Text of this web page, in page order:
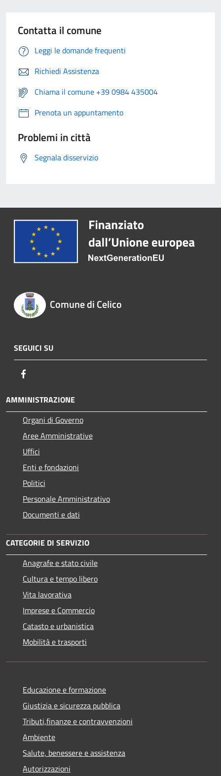
Contatta il comune
Leggi le domande frequenti
Richiedi Assistenza
Chiama il comune +39 0984 435004
Prenota un appuntamento
Problemi in città
Segnala disservizio
Comune di Celico
SEGUICI SU
AMMINISTRAZIONE
Organi di Governo
Aree Amministrative
Uffici
Enti e fondazioni
Politici
Personale Amministrativo
Documenti e dati
CATEGORIE DI SERVIZIO
Anagrafe e stato civile
Cultura e tempo libero
Vita lavorativa
Imprese e Commercio
Catasto e urbanistica
Mobilità e trasporti
Educazione e formazione
Giustizia e sicurezza pubblica
Tributi,finanze e contravvenzioni
Ambiente
Salute, benessere e assistenza
Autorizzazioni